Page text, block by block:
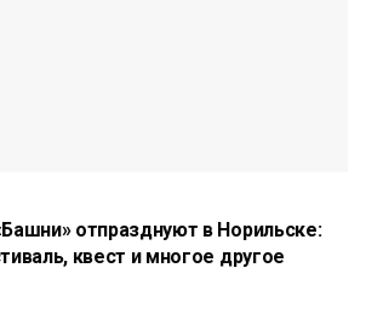
отпразднуют в Норильске:
квест и многое другое